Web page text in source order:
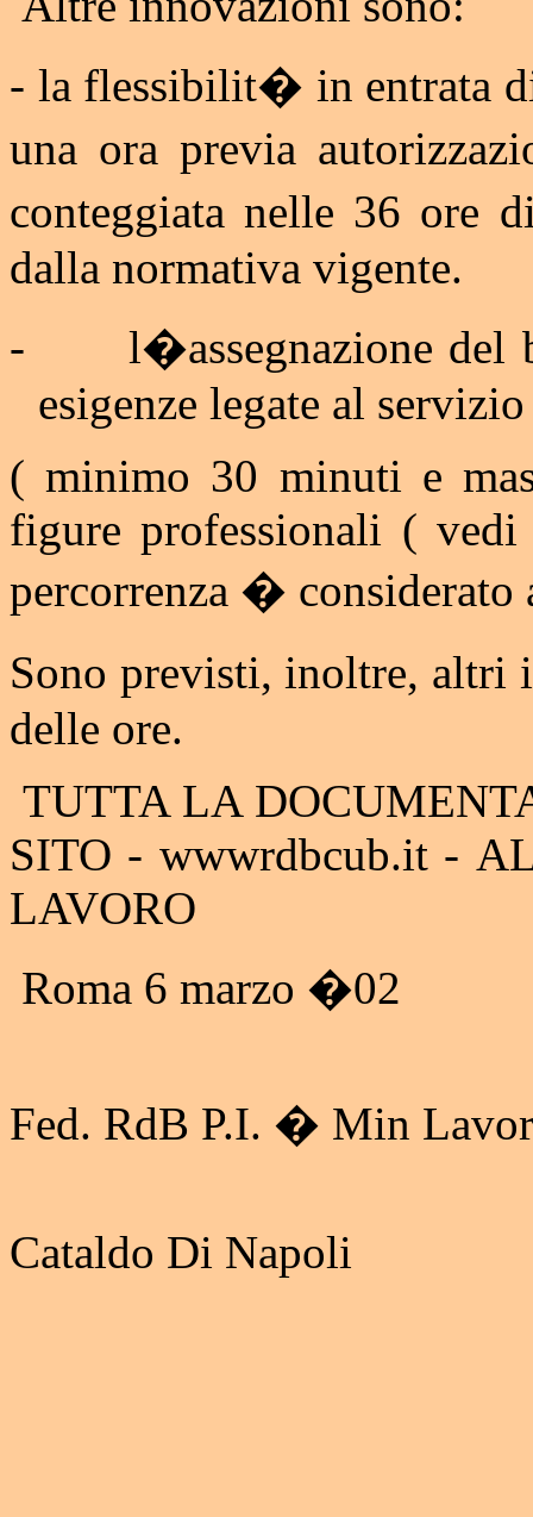
- la flessibilit� in entrata
una ora previa
conteggiata nelle 36 ore
dalla normativa vigente.
-
l�assegnazione del
esigenze legate al
( minimo 30 minuti e
figure professionali (
percorrenza �
Sono previsti, inoltre,
delle ore.
TUTTA LA
SITO - wwwrdbcub.it -
LAVORO
Roma 6 marzo �02
Fed. RdB P.I. � Min
Cataldo Di Napoli